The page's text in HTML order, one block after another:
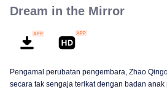
Dream in the Mirror
Pengamal perubatan pengembara, Zhao
secara tak sengaja terikat dengan badan